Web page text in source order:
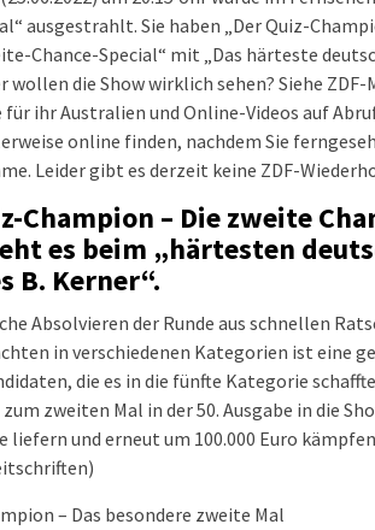
ausgestrahlt. Sie haben „Der Quiz-
Chance-Special“ mit „Das härteste
wollen die Show wirklich sehen? Siehe ZDF-
ihr Australien und Online-Videos auf
online finden, nachdem Sie
Leider gibt es derzeit keine ZDF-
Champion – Die zweite
es beim „härtesten
B. Kerner“.
Absolvieren der Runde aus schnellen
in verschiedenen Kategorien ist eine
die es in die fünfte Kategorie
zweiten Mal in der 50. Ausgabe in die
liefern und erneut um 100.000 Euro
– Das besondere zweite Mal